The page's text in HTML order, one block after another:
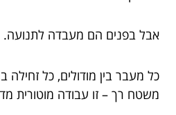
אבל בפנים הם מעבדה לתנועה.
כל מעבר בין מודולים, כל
משטח רך – זו עבודה מוטורית